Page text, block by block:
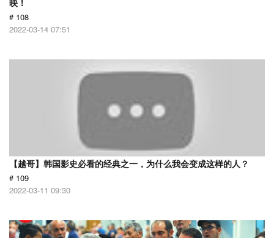
映！
# 108
2022-03-14 07:51
【越哥】韩国影史必看的经典之一，为什么我会变成这样的人？
# 109
2022-03-11 09:30